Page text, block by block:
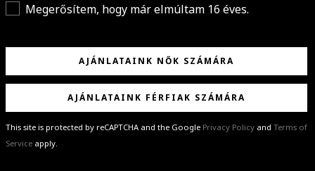
Megerősítem, hogy már elmúltam 16 éves.
AJÁNLATAINK NŐK SZÁMÁRA
AJÁNLATAINK FÉRFIAK SZÁMÁRA
This site is protected by reCAPTCHA and the Google Privacy Policy and Terms of
Service apply.